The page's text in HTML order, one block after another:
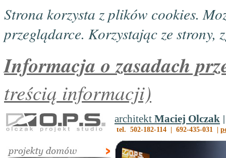
Strona korzysta z plików cookies.
przeglądarce. Korzystając ze strony,
Informacja o zasadach
treścią informacji)
architekt Maciej Olczak
tel. 502-182-114 | 692-435-031 |